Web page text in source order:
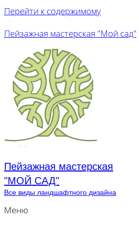
Перейти к содержимому
Пейзажная мастерская "Мой сад"
Пейзажная мастерская
"МОЙ САД"
Все виды ландшафтного дизайна
Меню